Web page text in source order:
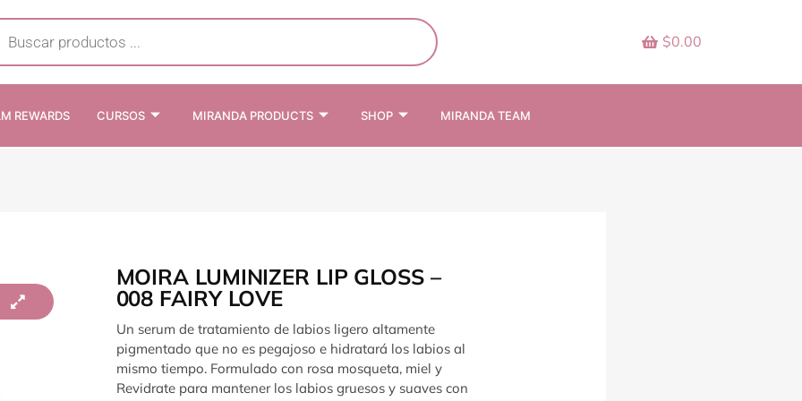
$0.00
REWARDS CURSOS MIRANDA PRODUCTS SHOP MIRANDA TEAM
MOIRA LUMINIZER LIP GLOSS –
008 FAIRY LOVE
Un serum de tratamiento de labios ligero altamente
pigmentado que no es pegajoso e hidratará los labios al
mismo tiempo. Formulado con rosa mosqueta, miel y
Revidrate para mantener los labios gruesos y suaves con